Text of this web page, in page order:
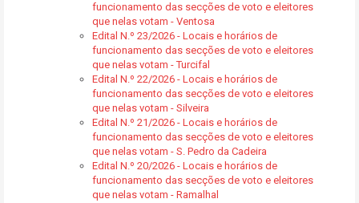
funcionamento das secções de voto e eleitores
que nelas votam - Ventosa
Edital N.º 23/2026 - Locais e horários de
funcionamento das secções de voto e eleitores
que nelas votam - Turcifal
Edital N.º 22/2026 - Locais e horários de
funcionamento das secções de voto e eleitores
que nelas votam - Silveira
Edital N.º 21/2026 - Locais e horários de
funcionamento das secções de voto e eleitores
que nelas votam - S. Pedro da Cadeira
Edital N.º 20/2026 - Locais e horários de
funcionamento das secções de voto e eleitores
que nelas votam - Ramalhal